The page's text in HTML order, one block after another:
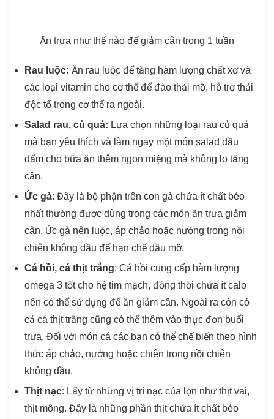
Ăn trưa như thế nào để giảm cân trong 1 tuần
Rau luộc: Ăn rau luộc để tăng hàm lượng chất xơ và
các loại vitamin cho cơ thể để đào thải mỡ, hỗ trợ thải
độc tố trong cơ thể ra ngoài.
Salad rau, củ quả: Lựa chọn những loại rau củ quả
mà bạn yêu thích và làm ngay một món salad dầu
dấm cho bữa ăn thêm ngon miệng mà không lo tăng
cân.
Ức gà: Đây là bộ phận trên con gà chứa ít chất béo
nhất thường được dùng trong các món ăn trưa giảm
cân. Ức gà nên luộc, áp chảo hoặc nướng trong nồi
chiên không dầu để hạn chế dầu mỡ.
Cá hồi, cá thịt trắng: Cá hồi cung cấp hàm lượng
omega 3 tốt cho hệ tim mạch, đồng thời chứa ít calo
nên có thể sử dụng để ăn giảm cân. Ngoài ra còn có
cả cá thịt trắng cũng có thể thêm vào thực đơn buổi
trưa. Đối với món cá các bạn có thể chế biến theo hình
thức áp chảo, nướng hoặc chiên trong nồi chiên
không dầu.
Thịt nạc: Lấy từ những vị trí nạc của lợn như thịt vai,
thịt mông. Đây là những phần thịt chứa ít chất béo